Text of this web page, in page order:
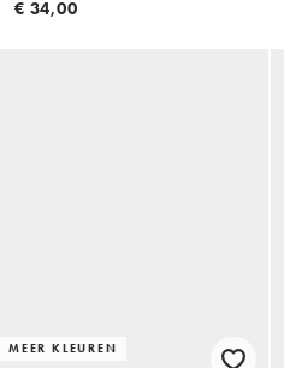
€ 34,00
MEER KLEUREN